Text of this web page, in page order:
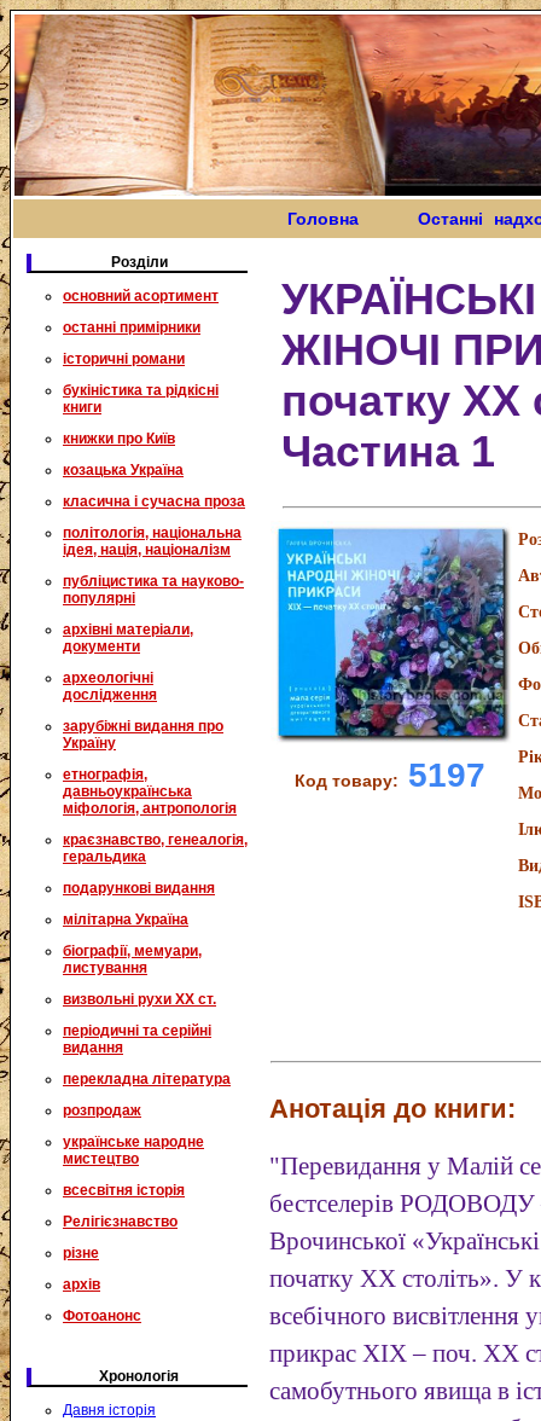
Головна Останні
Розділи
основний асортимент
останні примірники
історичні романи
букіністика та рідкісні
книги
книжки про Київ
козацька Україна
класична і сучасна проза
політологія, національна
ідея, нація, націоналізм
публіцистика та науково-
популярні
архівні матеріали,
документи
археологічні
дослідження
зарубіжні видання про
Україну
етнографія,
давньоукраїнська
міфологія, антропологія
краєзнавство, генеалогія,
геральдика
подарункові видання
мілітарна Україна
біографії, мемуари,
листування
визвольні рухи XX ст.
періодичні та серійні
видання
перекладна література
розпродаж
українське народне
мистецтво
всесвітня історія
Релігієзнавство
різне
архів
Фотоанонс
Хронологія
Давня історія
ЖІНОЧІ
початку XX
Частина 1
Код товару: 5197
Анотація до книги:
"Перевидання у Малій
бестселерів РОДОВОДУ
Врочинської
початку ХХ століть». У
всебічного висвітлення
прикрас ХІХ – поч. ХХ
самобутнього явища в